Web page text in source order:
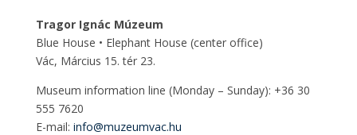
Tragor Ignác Múzeum
Blue House • Elephant House (center office)
Vác, Március 15. tér 23.
Museum information line (Monday – Sunday): +36 30
555 7620
E-mail: info@muzeumvac.hu